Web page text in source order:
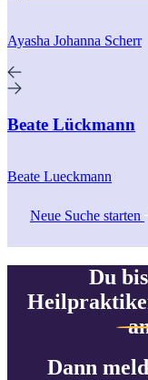
Ayasha Johanna Scherr
Beate Lückmann
Beate Lueckmann
Neue Suche starten
Du
Dann